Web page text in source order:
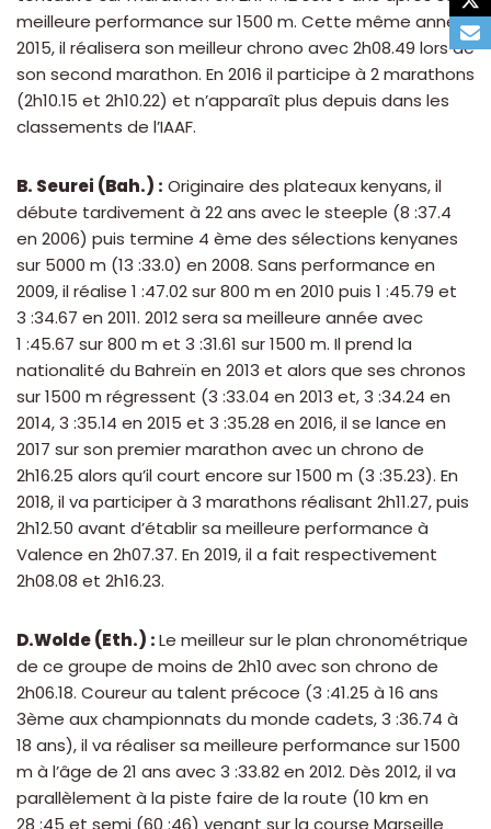
meilleure performance sur 1500 m. Cette même année
2015, il réalisera son meilleur chrono avec 2h08.49 lors de
son second marathon. En 2016 il participe à 2 marathons
(2h10.15 et 2h10.22) et n’apparaît plus depuis dans les
classements de l’IAAF.
B. Seurei (Bah.) : Originaire des plateaux kenyans, il
débute tardivement à 22 ans avec le steeple (8 :37.4
en 2006) puis termine 4 ème des sélections kenyanes
sur 5000 m (13 :33.0) en 2008. Sans performance en
2009, il réalise 1 :47.02 sur 800 m en 2010 puis 1 :45.79 et
3 :34.67 en 2011. 2012 sera sa meilleure année avec
1 :45.67 sur 800 m et 3 :31.61 sur 1500 m. Il prend la
nationalité du Bahreïn en 2013 et alors que ses chronos
sur 1500 m régressent (3 :33.04 en 2013 et, 3 :34.24 en
2014, 3 :35.14 en 2015 et 3 :35.28 en 2016, il se lance en
2017 sur son premier marathon avec un chrono de
2h16.25 alors qu’il court encore sur 1500 m (3 :35.23). En
2018, il va participer à 3 marathons réalisant 2h11.27, puis
2h12.50 avant d’établir sa meilleure performance à
Valence en 2h07.37. En 2019, il a fait respectivement
2h08.08 et 2h16.23.
D.Wolde (Eth.) :Le meilleur sur le plan chronométrique
de ce groupe de moins de 2h10 avec son chrono de
2h06.18. Coureur au talent précoce (3 :41.25 à 16 ans
3ème aux championnats du monde cadets, 3 :36.74 à
18 ans), il va réaliser sa meilleure performance sur 1500
m à l’âge de 21 ans avec 3 :33.82 en 2012. Dès 2012, il va
parallèlement à la piste faire de la route (10 km en
28 :45 et semi (60 :46) venant sur la course Marseille